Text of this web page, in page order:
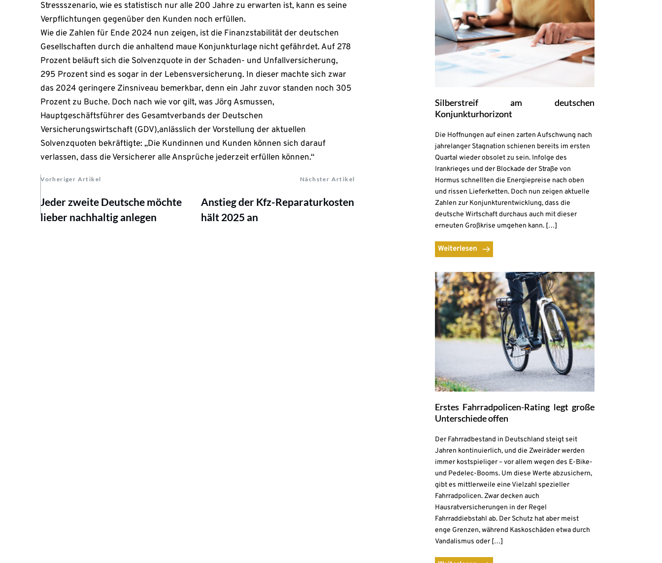
Stressszenario, wie es statistisch nur alle 200 Jahre zu erwarten ist, kann es seine
Verpflichtungen gegenüber den Kunden noch erfüllen.
Wie die Zahlen für Ende 2024 nun zeigen, ist die Finanzstabilität der deutschen
Gesellschaften durch die anhaltend maue Konjunkturlage nicht gefährdet. Auf 278
Prozent beläuft sich die Solvenzquote in der Schaden- und Unfallversicherung,
295 Prozent sind es sogar in der Lebensversicherung. In dieser machte sich zwar
das 2024 geringere Zinsniveau bemerkbar, denn ein Jahr zuvor standen noch 305
Prozent zu Buche. Doch nach wie vor gilt, was Jörg Asmussen,
Hauptgeschäftsführer des Gesamtverbands der Deutschen
Versicherungswirtschaft (GDV),anlässlich der Vorstellung der aktuellen
Solvenzquoten bekräftigte: „Die Kundinnen und Kunden können sich darauf
verlassen, dass die Versicherer alle Ansprüche jederzeit erfüllen können.“
Vorheriger Artikel Nächster Artikel
Jeder zweite Deutsche möchte
lieber nachhaltig anlegen
Anstieg der Kfz-Reparaturkosten
hält 2025 an
Silberstreif am deutschen
Konjunkturhorizont
Die Hoffnungen auf einen zarten Aufschwung nach
jahrelanger Stagnation schienen bereits im ersten
Quartal wieder obsolet zu sein. Infolge des
Irankrieges und der Blockade der Straße von
Hormus schnellten die Energiepreise nach oben
und rissen Lieferketten. Doch nun zeigen aktuelle
Zahlen zur Konjunkturentwicklung, dass die
deutsche Wirtschaft durchaus auch mit dieser
erneuten Großkrise umgehen kann. […]
Weiterlesen
Erstes Fahrradpolicen-Rating legt große
Unterschiede offen
Der Fahrradbestand in Deutschland steigt seit
Jahren kontinuierlich, und die Zweiräder werden
immer kostspieliger – vor allem wegen des E-Bike-
und Pedelec-Booms. Um diese Werte abzusichern,
gibt es mittlerweile eine Vielzahl spezieller
Fahrradpolicen. Zwar decken auch
Hausratversicherungen in der Regel
Fahrraddiebstahl ab. Der Schutz hat aber meist
enge Grenzen, während Kaskoschäden etwa durch
Vandalismus oder […]